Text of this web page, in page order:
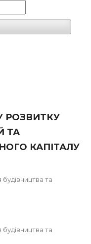
РОЗВИТКУ
ТА
КАПІТАЛУ
та
та